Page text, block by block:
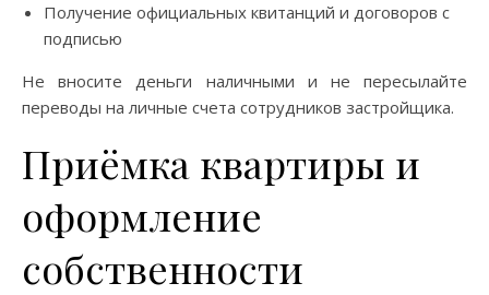
Получение официальных квитанций и договоров с
подписью
Не вносите деньги наличными и не пересылайте
переводы на личные счета сотрудников застройщика.
Приёмка квартиры и
оформление
собственности